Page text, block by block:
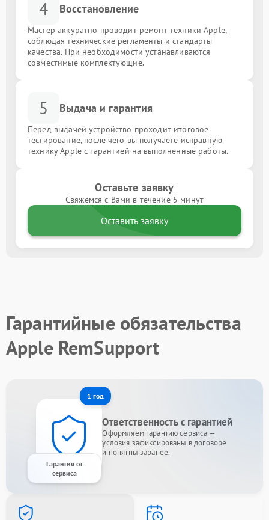
4 Восстановление
Мастер аккуратно проводит ремонт техники Apple,
соблюдая технические регламенты и стандарты
качества. При необходимости устанавливаются
совместимые комплектующие.
5 Выдача и гарантия
Перед выдачей устройство проходит итоговое
тестирование, после чего вы получаете исправную
технику Apple с гарантией на выполненные работы.
Оставьте заявку
Свяжемся с Вами в течение 5 минут
Оставить заявку
Гарантийные обязательства
Apple RemSupport
1 год
Гарантия от
сервиса
Ответственность с гарантией
Оформляем гарантию сервиса —
условия зафиксированы в договоре
и понятны заранее.